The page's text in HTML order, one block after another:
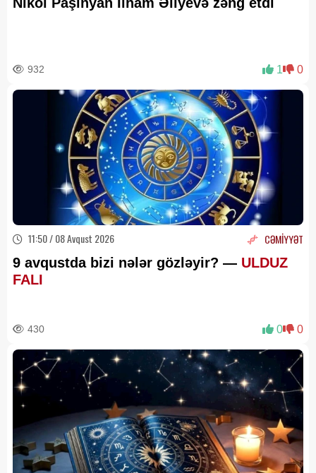
932 1 0
11:50 / 08 Avqust 2026 CƏMİYYƏT
9 avqustda bizi nələr gözləyir? — ULDUZ
FALI
430 0 0